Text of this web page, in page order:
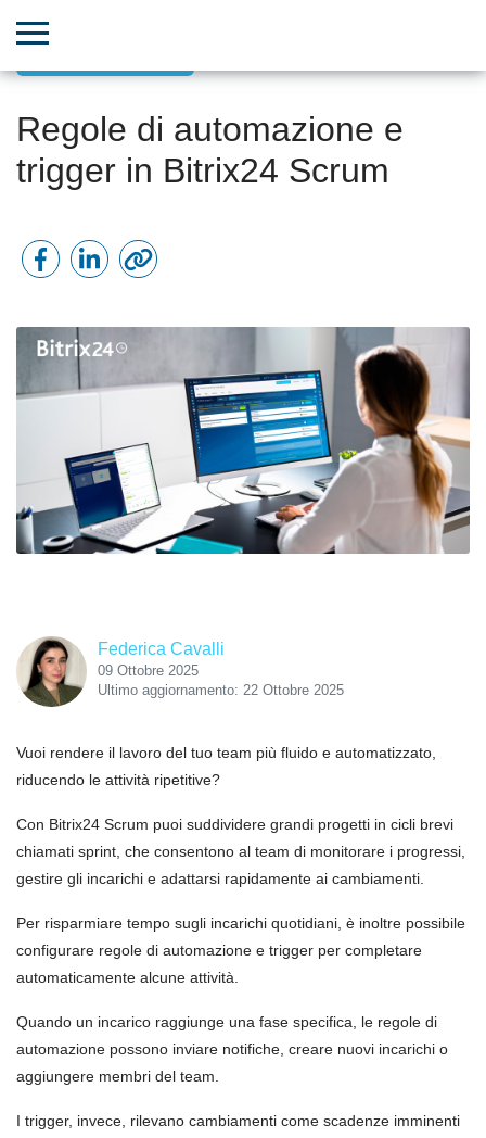
Regole di automazione e
trigger in Bitrix24 Scrum
Federica Cavalli
09 Ottobre 2025
Ultimo aggiornamento: 22 Ottobre 2025
Vuoi rendere il lavoro del tuo team più fluido e automatizzato,
riducendo le attività ripetitive?
Con Bitrix24 Scrum puoi suddividere grandi progetti in cicli brevi
chiamati sprint, che consentono al team di monitorare i progressi,
gestire gli incarichi e adattarsi rapidamente ai cambiamenti.
Per risparmiare tempo sugli incarichi quotidiani, è inoltre possibile
configurare regole di automazione e trigger per completare
automaticamente alcune attività.
Quando un incarico raggiunge una fase specifica, le regole di
automazione possono inviare notifiche, creare nuovi incarichi o
aggiungere membri del team.
I trigger, invece, rilevano cambiamenti come scadenze imminenti